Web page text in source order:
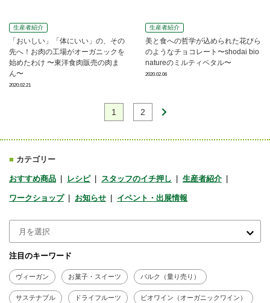
生産者紹介
「おいしい」「体にいい」の、その
先へ！お肉の工場がオーガニックを
始めたわけ 〜東洋食肉販売の肉ま
ん〜
2020.02.21
生産者紹介
美と食への哲学が込められた花びら
のようなチョコレート〜shodai bio
natureのミルティペタル〜
2020.02.06
1 2
■ カテゴリー
おすすめ商品 レシピ スタッフのイチ押し 生産者紹介
ワークショップ お知らせ イベント・出展情報
注目のキーワード
ヴィーガン お菓子・スイーツ バルク（量り売り）
サステナブル ドライフルーツ ビオワイン（オーガニックワイン）